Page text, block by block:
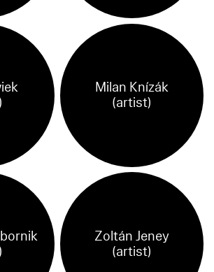
Milan Knízák
(artist)
Zoltán Jeney
(artist)